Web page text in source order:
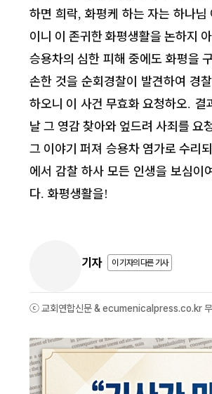
하면 희락,화평케 하는 자는 하나님
이니 이 존귀한 화평생활을 논하지
승용차의 심한 피해 중에도 화평을
손한 것을 순회경찰이 발견하여 경
하오니 이 사건 무효화 요청하오. 결
날 그 영감 찾아와 엎드려 사죄를 요
그 이야기 퍼져 승용차 염가로 수리
에서 감찰 하사 모든 인생을 보심이
다. 화평생활을!
기자 이 기자의 다른 기사
ⓒ 교회연합신문 & ecumenicalpress.co.kr 무